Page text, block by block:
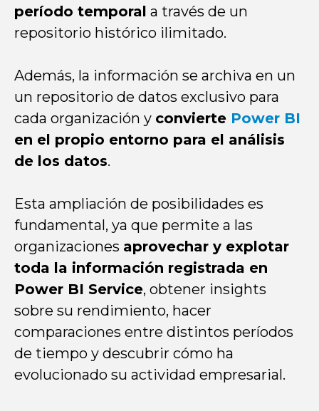
período temporal a través de un
repositorio histórico ilimitado.
Además, la información se archiva en un
un repositorio de datos exclusivo para
cada organización y convierte Power BI
en el propio entorno para el análisis
de los datos.
Esta ampliación de posibilidades es
fundamental, ya que permite a las
organizaciones aprovechar y explotar
toda la información registrada en
Power BI Service, obtener insights
sobre su rendimiento, hacer
comparaciones entre distintos períodos
de tiempo y descubrir cómo ha
evolucionado su actividad empresarial.